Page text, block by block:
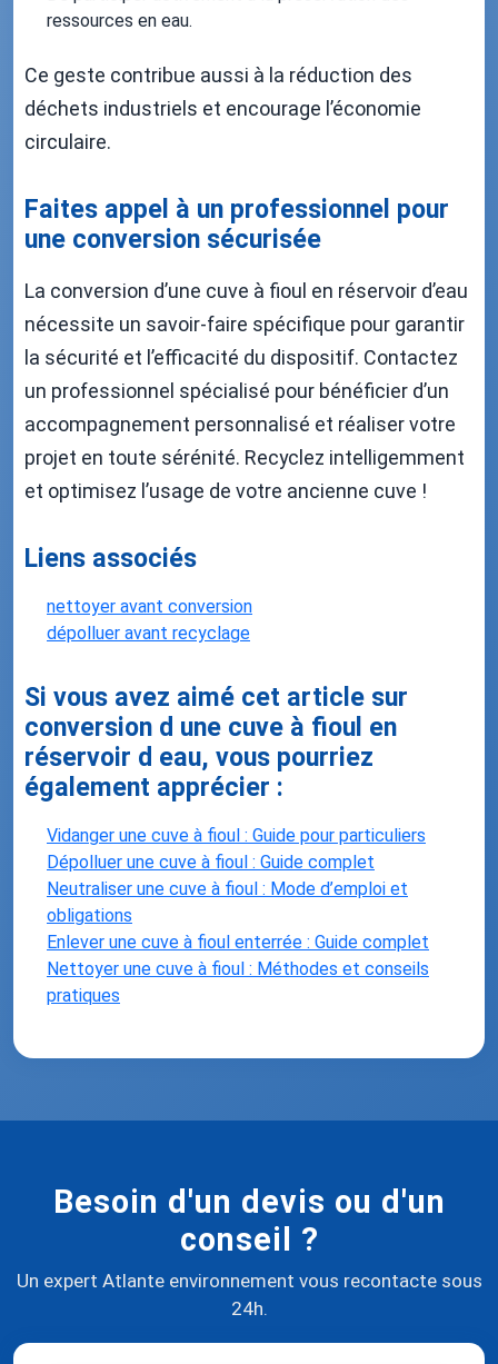
ressources en eau.
Ce geste contribue aussi à la réduction des
déchets industriels et encourage l’économie
circulaire.
Faites appel à un professionnel pour
une conversion sécurisée
La conversion d’une cuve à fioul en réservoir d’eau
nécessite un savoir-faire spécifique pour garantir
la sécurité et l’efficacité du dispositif. Contactez
un professionnel spécialisé pour bénéficier d’un
accompagnement personnalisé et réaliser votre
projet en toute sérénité. Recyclez intelligemment
et optimisez l’usage de votre ancienne cuve !
Liens associés
nettoyer avant conversion
dépolluer avant recyclage
Si vous avez aimé cet article sur
conversion d une cuve à fioul en
réservoir d eau, vous pourriez
également apprécier :
Vidanger une cuve à fioul : Guide pour particuliers
Dépolluer une cuve à fioul : Guide complet
Neutraliser une cuve à fioul : Mode d’emploi et
obligations
Enlever une cuve à fioul enterrée : Guide complet
Nettoyer une cuve à fioul : Méthodes et conseils
pratiques
Besoin d'un devis ou d'un
conseil ?
Un expert Atlante environnement vous recontacte sous
24h.